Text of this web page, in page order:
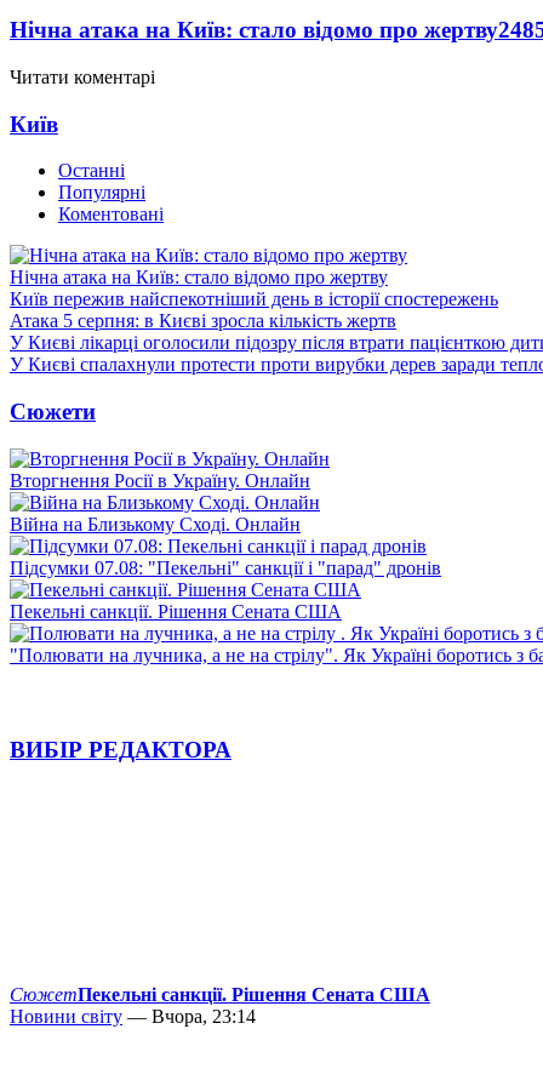
Нічна атака на Київ: стало відомо про жертву
Читати коментарі
Київ
Останні
Популярні
Коментовані
Нічна атака на Київ: стало відомо про жертву
Київ пережив найспекотніший день в історії спостережень
Атака 5 серпня: в Києві зросла кількість жертв
У Києві лікарці оголосили підозру після втрати пацієнткою
У Києві спалахнули протести проти вирубки дерев заради
Сюжети
Вторгнення Росії в Україну. Онлайн
Війна на Близькому Сході. Онлайн
Підсумки 07.08: "Пекельні" санкції і "парад" дронів
Пекельні санкції. Рішення Сената США
"Полювати на лучника, а не на стрілу". Як Україні боротись з
ВИБІР РЕДАКТОРА
СюжетПекельні санкції. Рішення Сената США
Новини світу — Вчора, 23:14